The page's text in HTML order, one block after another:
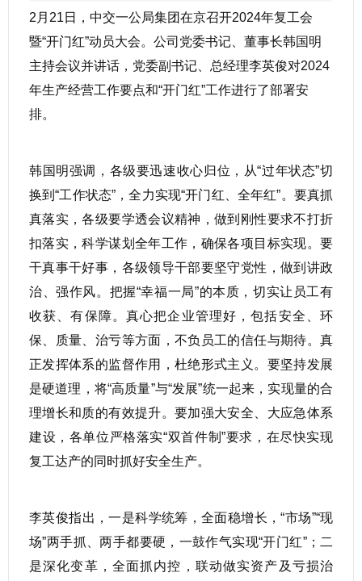
2月21日，中交一公局集团在京召开2024年复工会
暨“开门红”动员大会。公司党委书记、董事长韩国明
主持会议并讲话，党委副书记、总经理李英俊对2024
年生产经营工作要点和“开门红”工作进行了部署安
排。
韩国明强调，各级要迅速收心归位，从“过年状态”切
换到“工作状态”，全力实现“开门红、全年红”。要真抓
真落实，各级要学透会议精神，做到刚性要求不打折
扣落实，科学谋划全年工作，确保各项目标实现。要
干真事干好事，各级领导干部要坚守党性，做到讲政
治、强作风。把握“幸福一局”的本质，切实让员工有
收获、有保障。真心把企业管理好，包括安全、环
保、质量、治亏等方面，不负员工的信任与期待。真
正发挥体系的监督作用，杜绝形式主义。要坚持发展
是硬道理，将“高质量”与“发展”统一起来，实现量的合
理增长和质的有效提升。要加强大安全、大应急体系
建设，各单位严格落实“双首件制”要求，在尽快实现
复工达产的同时抓好安全生产。
李英俊指出，一是科学统筹，全面稳增长，“市场”“现
场”两手抓、两手都要硬，一鼓作气实现“开门红”；二
是深化变革，全面抓内控，联动做实资产及亏损治